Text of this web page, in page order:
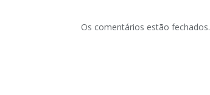
Os comentários estão fechados.